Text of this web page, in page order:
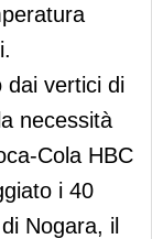
dai vertici di
necessità
Cola HBC
i 40
Nogara, il